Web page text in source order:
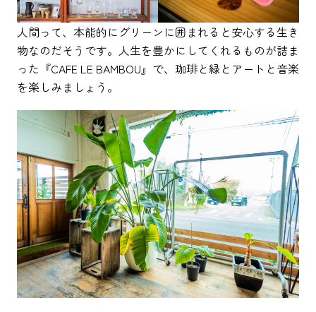
人間って、本能的にグリーンに囲まれると安心する生き
物なのだそうです。人生を豊かにしてくれるものが詰ま
った『CAFE LE BAMBOU』で、珈琲と緑とアートと音楽
を楽しみましょう。